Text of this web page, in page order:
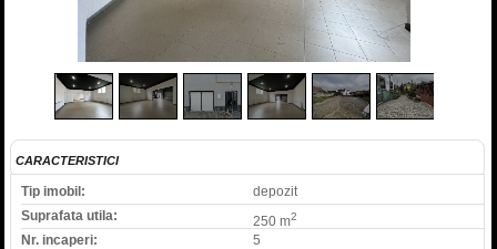
CARACTERISTICI
Tip imobil:
depozit
Suprafata utila:
250 m2
Nr. incaperi:
5